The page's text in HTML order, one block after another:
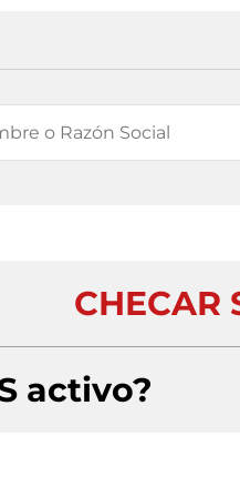
CHECAR
activo?